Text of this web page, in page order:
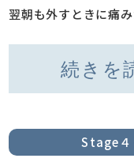
翌朝も外すときに痛
続きを
Stage４